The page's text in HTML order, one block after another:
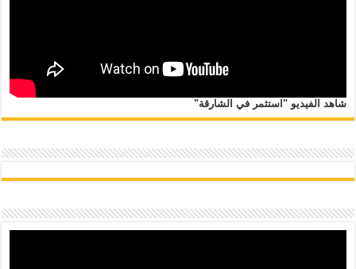
شاهد الفيديو "استثمر في الشارقة"